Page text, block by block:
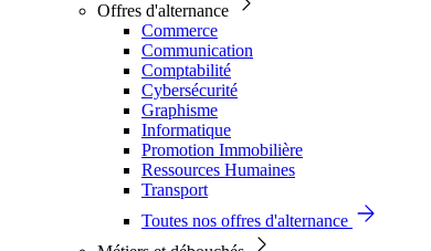
Offres d'alternance
Commerce
Communication
Comptabilité
Cybersécurité
Graphisme
Informatique
Promotion Immobilière
Ressources Humaines
Transport
Toutes nos offres d'alternance